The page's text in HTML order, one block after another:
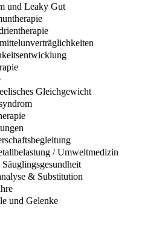
und Leaky Gut
Gleichgewicht
/ Umweltmedizin
& Substitution
und Gelenke